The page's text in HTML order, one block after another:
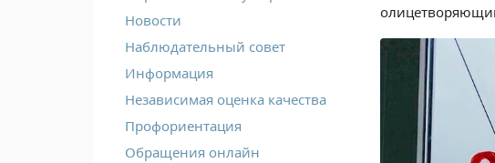
Новости
Наблюдательный совет
Информация
Независимая оценка качества
Профориентация
Обращения онлайн